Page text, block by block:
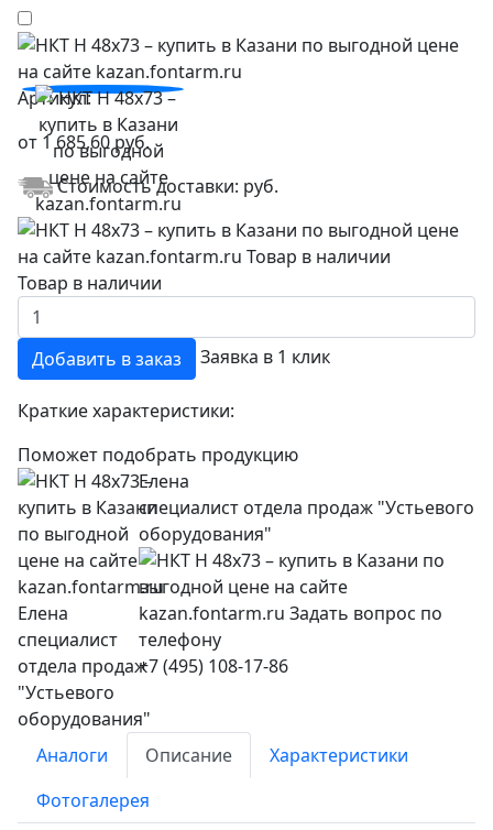
Артикул:
от 1 685,60руб.
Стоимость доставки: руб.
Товар в наличии
Добавить в заказ Заявка в 1 клик
Краткие характеристики:
Поможет подобрать продукцию
Елена
специалист отдела продаж "Устьевого
оборудования"
+7 (495) 108-17-86
Аналоги Описание
Характеристики
Фотогалерея